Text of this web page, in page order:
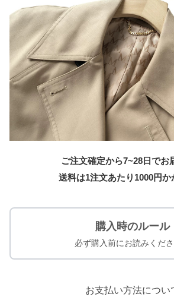
ご注文確定から7~28日でお
送料は1注文あたり 1000円
購入時のルール
必ず購入前にお読みくださ
お支払い方法につい